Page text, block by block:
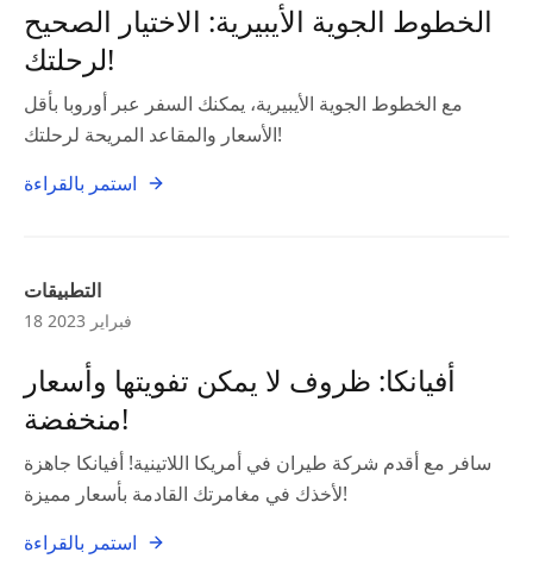
الخطوط الجوية الأيبيرية: الاختيار الصحيح
لرحلتك!
مع الخطوط الجوية الأيبيرية، يمكنك السفر عبر أوروبا بأقل
الأسعار والمقاعد المريحة لرحلتك!
استمر بالقراءة
التطبيقات
18 فبراير 2023
أفيانكا: ظروف لا يمكن تفويتها وأسعار
منخفضة!
سافر مع أقدم شركة طيران في أمريكا اللاتينية! أفيانكا جاهزة
لأخذك في مغامرتك القادمة بأسعار مميزة!
استمر بالقراءة